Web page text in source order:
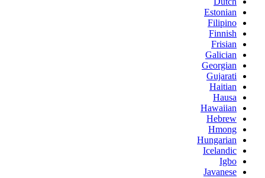
Estonian
Filipino
Finnish
Frisian
Galician
Georgian
Gujarati
Haitian
Hausa
Hawaiian
Hebrew
Hmong
Hungarian
Icelandic
Igbo
Javanese